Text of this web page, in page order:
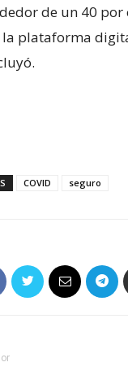
de un 40 por
plataforma
COVID seguro